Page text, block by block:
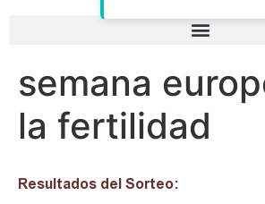
semana
la fertilidad